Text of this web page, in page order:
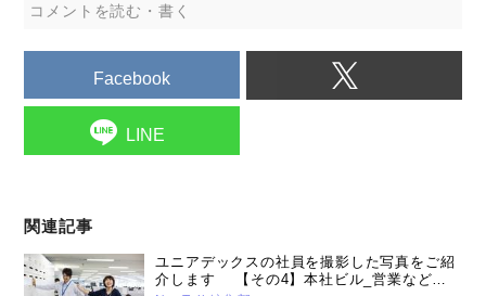
コメントを読む・書く
Facebook
LINE
関連記事
ユニアデックスの社員を撮影した写真をご紹
介します 【その4】本社ビル_営業など